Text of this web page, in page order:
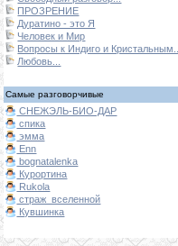
ПРОЗРЕНИЕ
Дуратино - это Я
Человек и Мир
Вопросы к Индиго и
Любовь...
Самые разговорчивые
СНЕЖЭЛЬ-БИО-ДАР
спика
эмма
Enn
bognatalenka
Курортина
Rukola
страж_вселенной
Кувшинка